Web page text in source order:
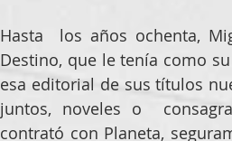
Hasta  los años ochenta,
Destino, que le tenía como
esa editorial de sus títulos
juntos, noveles o
contrató con Planeta,